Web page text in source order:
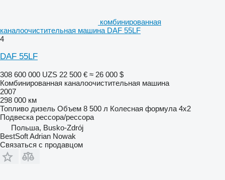
комбинированная
каналоочистительная машина DAF 55LF
4
DAF 55LF
308 600 000 UZS 22 500 € ≈ 26 000 $
Комбинированная каналоочистительная машина
2007
298 000 км
Топливо дизель Объем 8 500 л Колесная формула 4x2
Подвеска рессора/рессора
Польша, Busko-Zdrój
BestSoft Adrian Nowak
Связаться с продавцом